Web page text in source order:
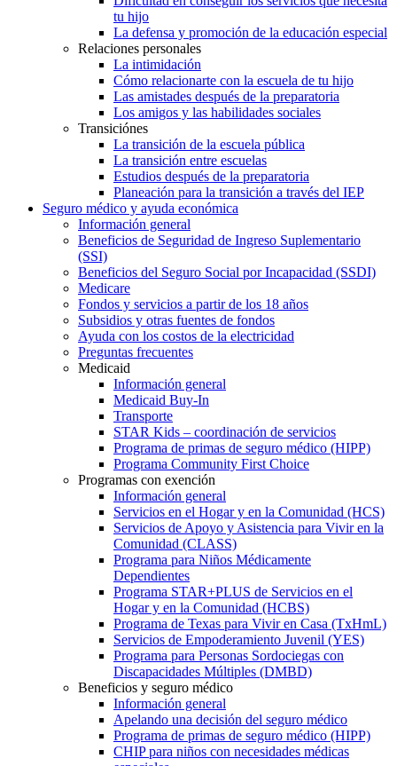
tu hijo
La defensa y promoción de la educación especial
Relaciones personales
La intimidación
Cómo relacionarte con la escuela de tu hijo
Las amistades después de la preparatoria
Los amigos y las habilidades sociales
Transiciónes
La transición de la escuela pública
La transición entre escuelas
Estudios después de la preparatoria
Planeación para la transición a través del IEP
Seguro médico y ayuda económica
Información general
Beneficios de Seguridad de Ingreso Suplementario
(SSI)
Beneficios del Seguro Social por Incapacidad (SSDI)
Medicare
Fondos y servicios a partir de los 18 años
Subsidios y otras fuentes de fondos
Ayuda con los costos de la electricidad
Preguntas frecuentes
Medicaid
Información general
Medicaid Buy-In
Transporte
STAR Kids – coordinación de servicios
Programa de primas de seguro médico (HIPP)
Programa Community First Choice
Programas con exención
Información general
Servicios en el Hogar y en la Comunidad (HCS)
Servicios de Apoyo y Asistencia para Vivir en la
Comunidad (CLASS)
Programa para Niños Médicamente
Dependientes
Programa STAR+PLUS de Servicios en el
Hogar y en la Comunidad (HCBS)
Programa de Texas para Vivir en Casa (TxHmL)
Servicios de Empoderamiento Juvenil (YES)
Programa para Personas Sordociegas con
Discapacidades Múltiples (DMBD)
Beneficios y seguro médico
Información general
Apelando una decisión del seguro médico
Programa de primas de seguro médico (HIPP)
CHIP para niños con necesidades médicas